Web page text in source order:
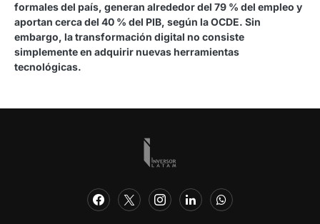
formales del país, generan alrededor del 79 % del empleo y
aportan cerca del 40 % del PIB, según la OCDE. Sin
embargo, la transformación digital no consiste
simplemente en adquirir nuevas herramientas
tecnológicas.